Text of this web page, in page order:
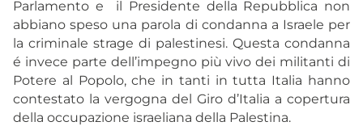
Parlamento e il Presidente della Repubblica non
abbiano speso una parola di condanna a Israele per
la criminale strage di palestinesi. Questa condanna
é invece parte dell’impegno più vivo dei militanti di
Potere al Popolo, che in tanti in tutta Italia hanno
contestato la vergogna del Giro d’Italia a copertura
della occupazione israeliana della Palestina.